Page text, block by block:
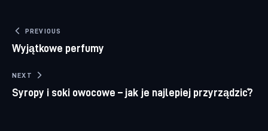
Nawigacja wpisu
PREVIOUS
Wyjątkowe perfumy
NEXT
Syropy i soki owocowe – jak je najlepiej przyrządzić?